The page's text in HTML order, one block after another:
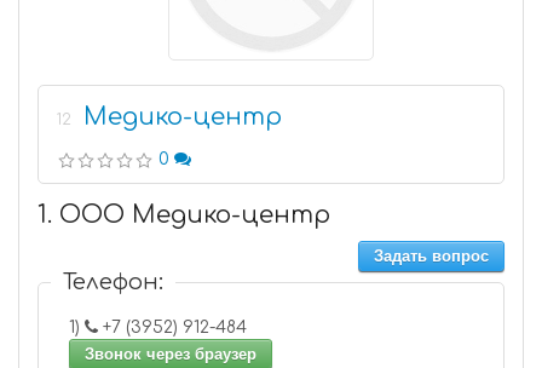
12 Медико-центр
0
1. ООО Медико-центр
Задать вопрос
Телефон:
1)
+7 (3952) 912-484
Звонок через браузер